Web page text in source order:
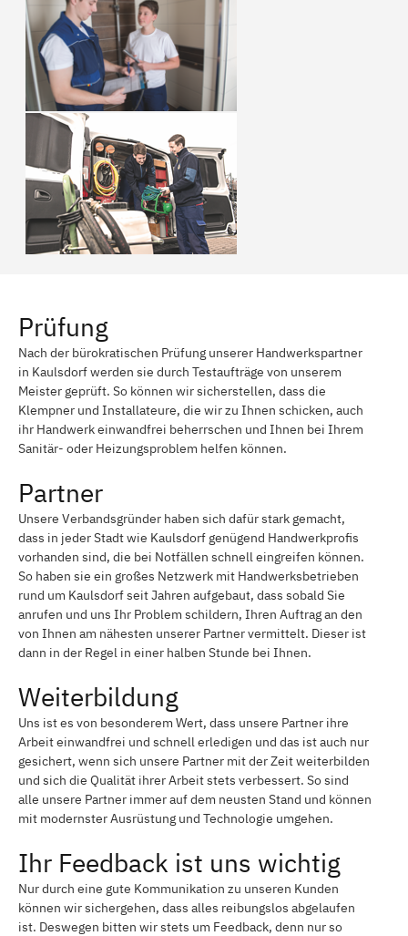
Prüfung
Nach der bürokratischen Prüfung unserer Handwerkspartner
in Kaulsdorf werden sie durch Testaufträge von unserem
Meister geprüft. So können wir sicherstellen, dass die
Klempner und Installateure, die wir zu Ihnen schicken, auch
ihr Handwerk einwandfrei beherrschen und Ihnen bei Ihrem
Sanitär- oder Heizungsproblem helfen können.
Partner
Unsere Verbandsgründer haben sich dafür stark gemacht,
dass in jeder Stadt wie Kaulsdorf genügend Handwerkprofis
vorhanden sind, die bei Notfällen schnell eingreifen können.
So haben sie ein großes Netzwerk mit Handwerksbetrieben
rund um Kaulsdorf seit Jahren aufgebaut, dass sobald Sie
anrufen und uns Ihr Problem schildern, Ihren Auftrag an den
von Ihnen am nähesten unserer Partner vermittelt. Dieser ist
dann in der Regel in einer halben Stunde bei Ihnen.
Weiterbildung
Uns ist es von besonderem Wert, dass unsere Partner ihre
Arbeit einwandfrei und schnell erledigen und das ist auch nur
gesichert, wenn sich unsere Partner mit der Zeit weiterbilden
und sich die Qualität ihrer Arbeit stets verbessert. So sind
alle unsere Partner immer auf dem neusten Stand und können
mit modernster Ausrüstung und Technologie umgehen.
Ihr Feedback ist uns wichtig
Nur durch eine gute Kommunikation zu unseren Kunden
können wir sichergehen, dass alles reibungslos abgelaufen
ist. Deswegen bitten wir stets um Feedback, denn nur so